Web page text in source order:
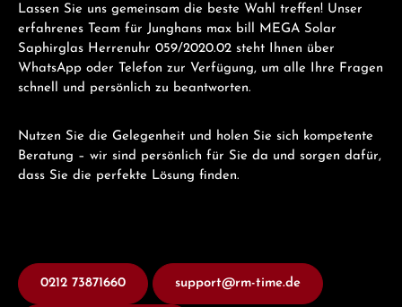
Lassen Sie uns gemeinsam die beste Wahl treffen! Unser
erfahrenes Team für Junghans max bill MEGA Solar
Saphirglas Herrenuhr 059/2020.02 steht Ihnen über
WhatsApp oder Telefon zur Verfügung, um alle Ihre Fragen
schnell und persönlich zu beantworten.
Nutzen Sie die Gelegenheit und holen Sie sich kompetente
Beratung – wir sind persönlich für Sie da und sorgen dafür,
dass Sie die perfekte Lösung finden.
0212 73871660 support@rm-time.de